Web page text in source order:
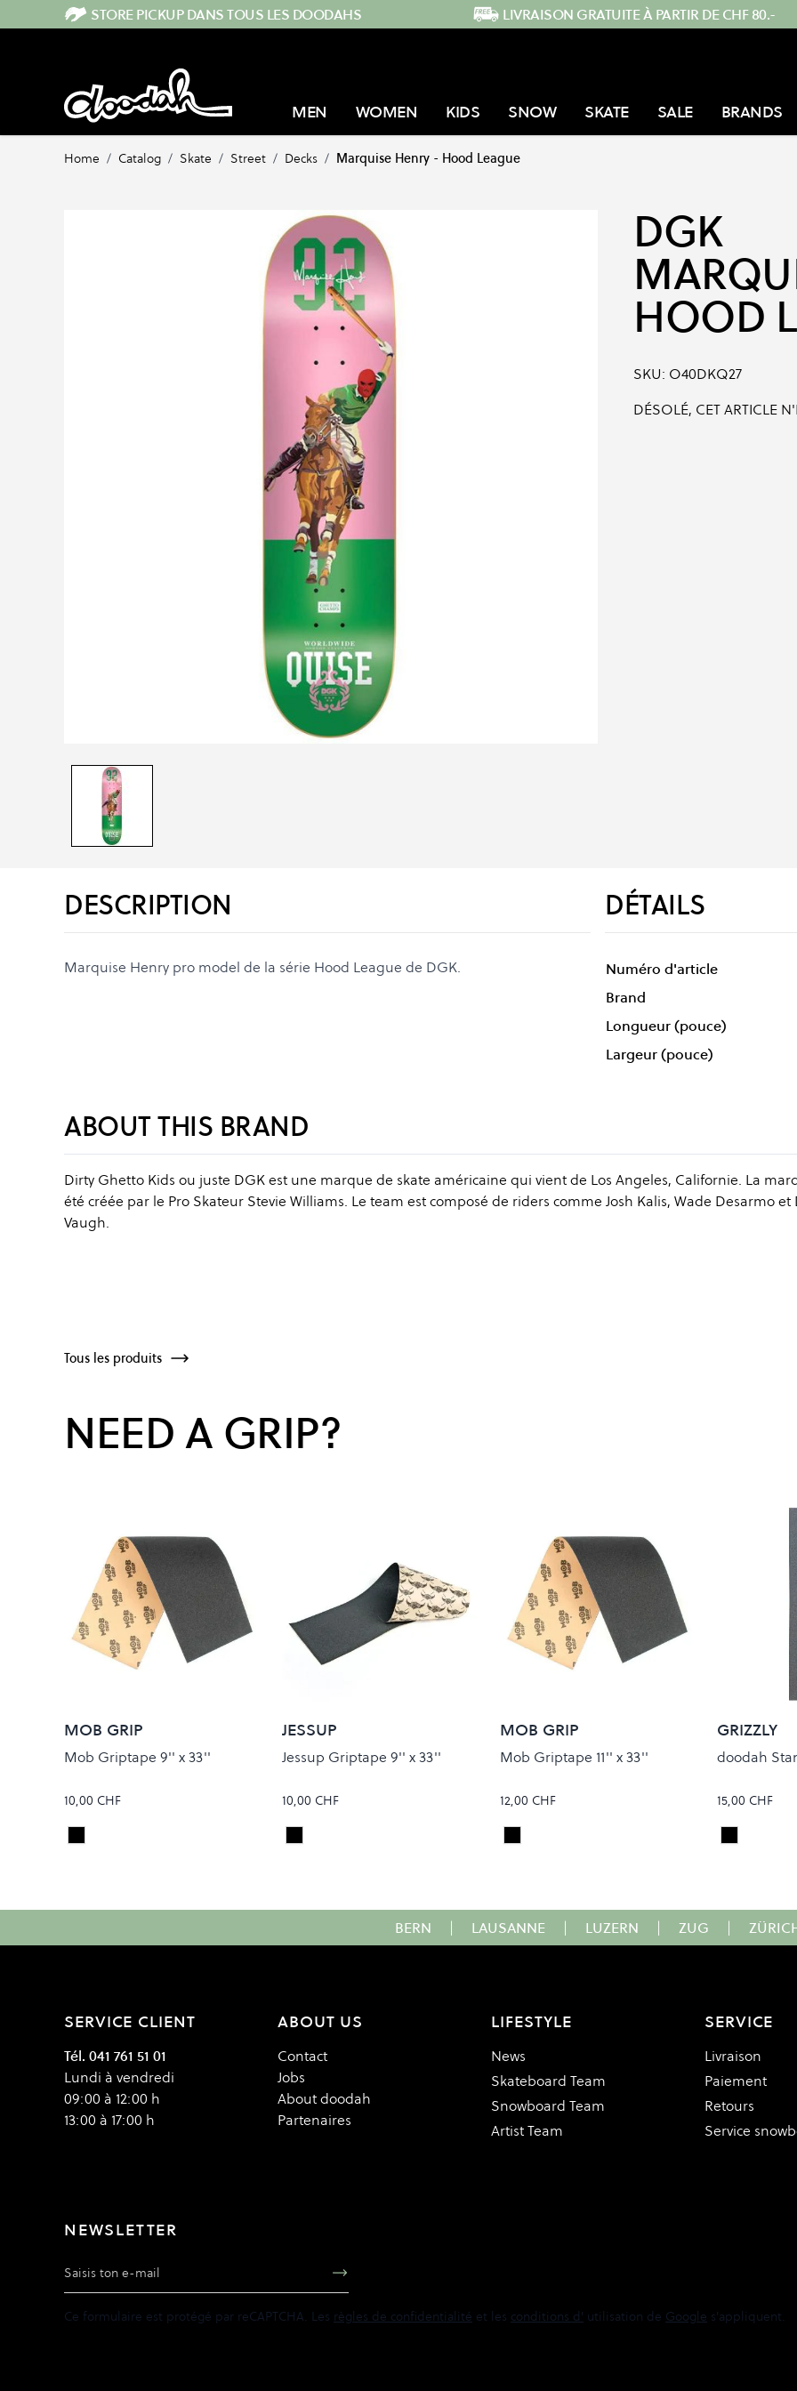
Skip to ContentSTORE PICKUP DANS TOUS LES DOODAHS LIVRAISON GRATUITE À PARTIR DE CHF 80.-
MEN WOMEN KIDS SNOW SKATE SALE BRANDS
Home / Catalog / Skate / Street / Decks / Marquise Henry - Hood League
DGK
HOOD
SKU: O40DKQ27
DÉSOLÉ, CET ARTICLE
DESCRIPTION
Marquise Henry pro model de la série Hood League de DGK.
DÉTAILS
Numéro d'article
Brand
Longueur (pouce)
Largeur (pouce)
ABOUT THIS BRAND
Dirty Ghetto Kids ou juste DGK est une marque de skate américaine qui vient de Los Angeles, Californie. La
été créée par le Pro Skateur Stevie Williams. Le team est composé de riders comme Josh Kalis, Wade Desarmo et
Vaugh.
Tous les produits
NEED A GRIP?
MOB GRIP
Mob Griptape 9'' x 33''
10,00 CHF
Colour
Black
JESSUP
Jessup Griptape 9'' x 33''
10,00 CHF
Colour
Black
MOB GRIP
Mob Griptape 11'' x 33''
12,00 CHF
Colour
Black
GRIZZLY
doodah
15,00 CHF
Colour
Black
BERN | LAUSANNE | LUZERN | ZUG |
SERVICE CLIENT
Tél. 041 761 51 01
Lundi à vendredi
09:00 à 12:00 h
13:00 à 17:00 h
ABOUT US
Contact
Jobs
About doodah
Partenaires
LIFESTYLE
News
Skateboard Team
Snowboard Team
Artist Team
SERVICE
Livraison
Paiement
Retours
Service
NEWSLETTER
Adresse e-mail
Ce formulaire est protégé par reCAPTCHA. Les règles de confidentialité et les conditions d' utilisation de Google s'appliquent.